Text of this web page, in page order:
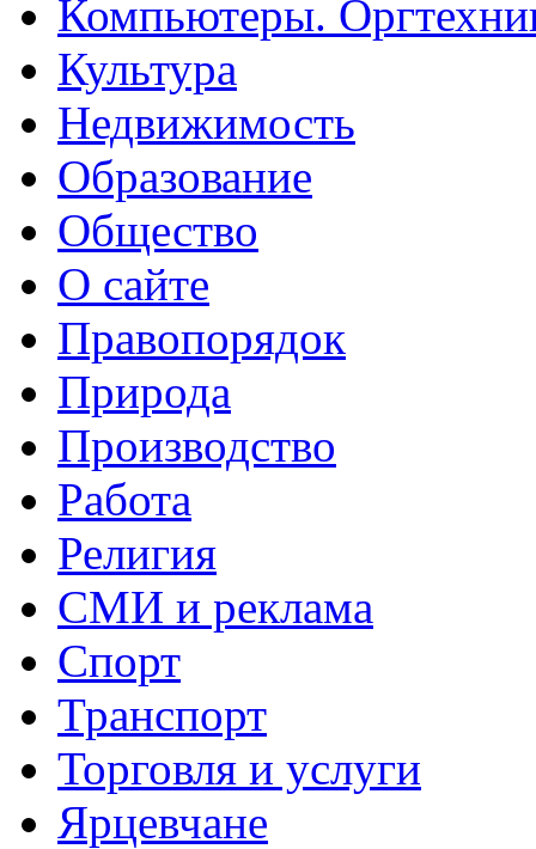
Компьютеры.
Культура
Недвижимость
Образование
Общество
О сайте
Правопорядок
Природа
Производство
Работа
Религия
СМИ и реклама
Спорт
Транспорт
Торговля и услуги
Ярцевчане